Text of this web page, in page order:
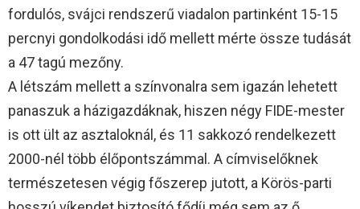
fordulós, svájci rendszerű viadalon partinként 15-15
percnyi gondolkodási idő mellett mérte össze tudását
a 47 tagú mezőny.
A létszám mellett a színvonalra sem igazán lehetett
panaszuk a házigazdáknak, hiszen négy FIDE-mester
is ott ült az asztaloknál, és 11 sakkozó rendelkezett
2000-nél több élőpontszámmal. A címviselőknek
természetesen végig főszerep jutott, a Körös-parti